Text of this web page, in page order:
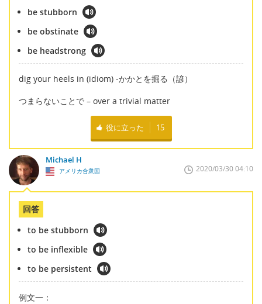
be stubborn
be obstinate
be headstrong
dig your heels in (idiom) -かかとを掘る（諺）
つまらないことで – over a trivial matter
役に立った 15
Michael H
アメリカ合衆国 2020/03/30 04:10
回答
to be stubborn
to be inflexible
to be persistent
例文一：